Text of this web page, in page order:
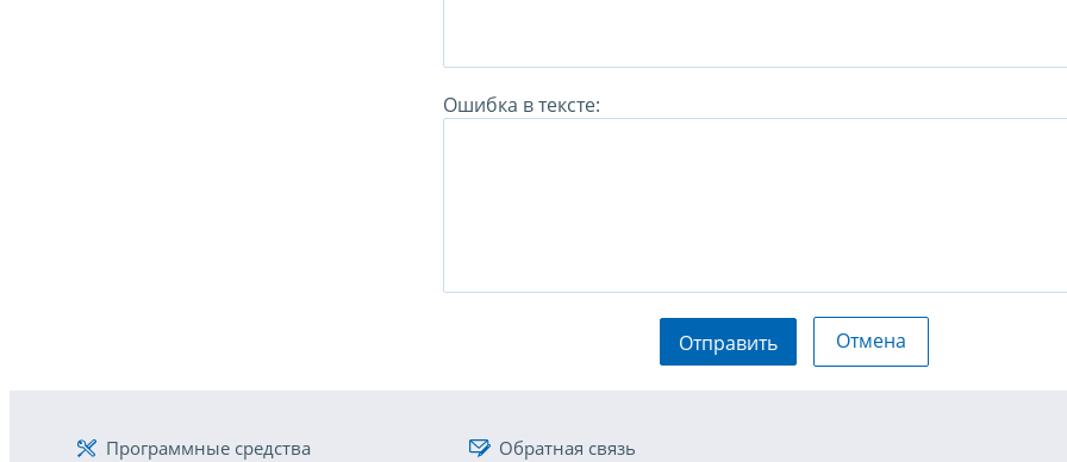
Ошибка в тексте:
Отправить Отмена
Программные средства
Обратная связь